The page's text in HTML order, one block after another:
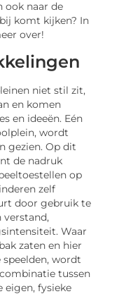
ook naar de
komt kijken? In
over!
niet stil zit,
en komen
en ideeën. Eén
wordt
gezien. Op dit
de nadruk
op
zelf
door gebruik te
verstand,
Waar
zaten en hier
speelden, wordt
tussen
eigen, fysieke